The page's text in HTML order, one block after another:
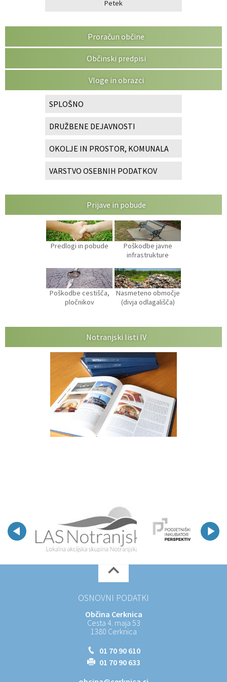
Petek
Proračun občine
Občinski predpisi
Vloge in obrazci
SPLOŠNO
DRUŽBENE DEJAVNOSTI
OKOLJE IN PROSTOR, KOMUNALA
VARSTVO OSEBNIH PODATKOV
Prijave in pobude
Predlogi in pobude
Poškodbe javne
infrastrukture
Poškodbe cestišča,
pločnikov
Nasmeteno območje
(divja odlagališča)
Notranjski listi IV
OSNOVNI PODATKI
Občina Cerknica
Cesta 4. maja 53
1380 Cerknica
01 70 90 610
01 70 90 633